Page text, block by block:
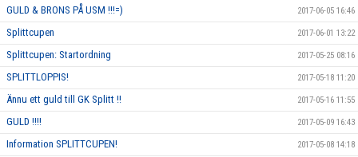
GULD & BRONS PÅ USM !!!=) 2017-06-05 16:46
Splittcupen 2017-06-01 13:22
Splittcupen: Startordning 2017-05-25 08:16
SPLITTLOPPIS! 2017-05-18 11:20
Ännu ett guld till GK Splitt !! 2017-05-16 11:55
GULD !!!! 2017-05-09 16:43
Information SPLITTCUPEN! 2017-05-08 14:18